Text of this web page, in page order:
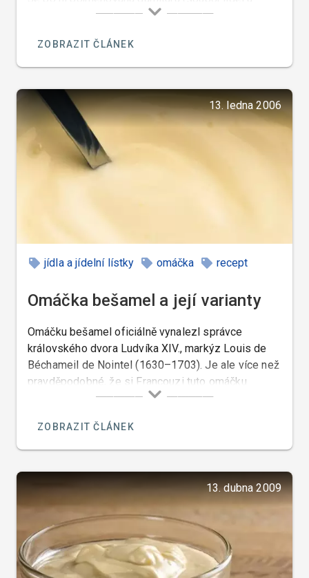
doplňků) pro drůbež a jateční masa.
ZOBRAZIT ČLÁNEK
13. ledna 2006
jídla a jídelní lístky omáčka recept
Omáčka bešamel a její varianty
Omáčku bešamel oficiálně vynalezl správce
královského dvora Ludvíka XIV., markýz Louis de
Béchameil de Nointel (1630–1703). Je ale více než
pravděpodobné, že si Francouzi tuto omáčku
přivlastnili od Italů. V Itálii byla tato omáčka již
ZOBRAZIT ČLÁNEK
13. dubna 2009